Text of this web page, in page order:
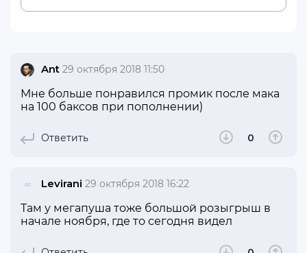
Ant 29 октября 2018 11:50
Мне больше понравился промик после мака
на 100 баксов при пополнении)
Ответить 0
Levirani 29 октября 2018 16:22
Там у мегапуша тоже большой розыгрыш в
начале ноября, где то сегодня видел